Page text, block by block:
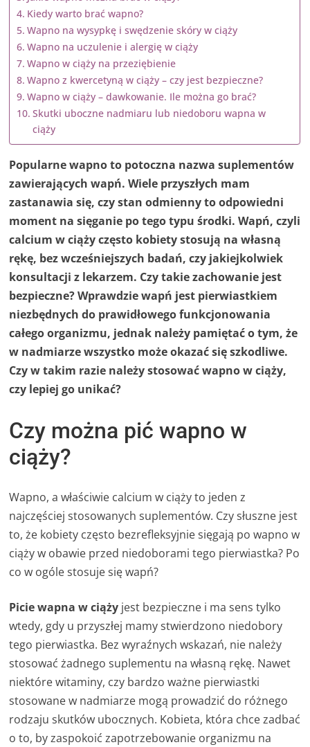
Kiedy warto brać wapno?
Wapno na wysypkę i swędzenie skóry w ciąży
Wapno na uczulenie i alergię w ciąży
Wapno w ciąży na przeziębienie
Wapno z kwercetyną w ciąży – czy jest bezpieczne?
Wapno w ciąży – dawkowanie. Ile można go brać?
Skutki uboczne nadmiaru lub niedoboru wapna w
ciąży
Popularne wapno to potoczna nazwa suplementów
zawierających wapń. Wiele przyszłych mam
zastanawia się, czy stan odmienny to odpowiedni
moment na sięganie po tego typu środki. Wapń, czyli
calcium w ciąży często kobiety stosują na własną
rękę, bez wcześniejszych badań, czy jakiejkolwiek
konsultacji z lekarzem. Czy takie zachowanie jest
bezpieczne? Wprawdzie wapń jest pierwiastkiem
niezbędnych do prawidłowego funkcjonowania
całego organizmu, jednak należy pamiętać o tym, że
w nadmiarze wszystko może okazać się szkodliwe.
Czy w takim razie należy stosować wapno w ciąży,
czy lepiej go unikać?
Czy można pić wapno w
ciąży?
Wapno, a właściwie calcium w ciąży to jeden z
najczęściej stosowanych suplementów. Czy słuszne jest
to, że kobiety często bezrefleksyjnie sięgają po wapno w
ciąży w obawie przed niedoborami tego pierwiastka? Po
co w ogóle stosuje się wapń?
Picie wapna w ciąży jest bezpieczne i ma sens tylko
wtedy, gdy u przyszłej mamy stwierdzono niedobory
tego pierwiastka. Bez wyraźnych wskazań, nie należy
stosować żadnego suplementu na własną rękę. Nawet
niektóre witaminy, czy bardzo ważne pierwiastki
stosowane w nadmiarze mogą prowadzić do różnego
rodzaju skutków ubocznych. Kobieta, która chce zadbać
o to, by zaspokoić zapotrzebowanie organizmu na